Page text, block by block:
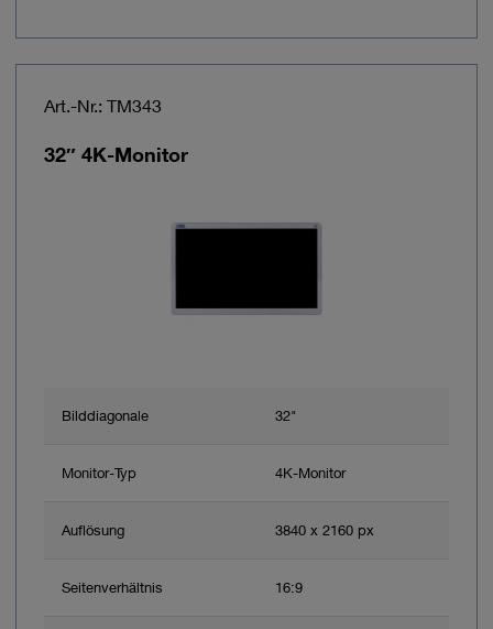
Art.-Nr.: TM343
32″ 4K-Monitor
Bilddiagonale 32"
Monitor-Typ 4K-Monitor
Auflösung 3840 x 2160 px
Seitenverhältnis 16:9